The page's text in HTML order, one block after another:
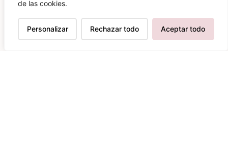
de las cookies.
Personalizar Rechazar todo Aceptar todo